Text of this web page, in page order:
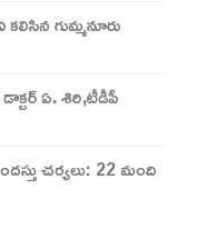
కలిసిన గుమ్మనూరు
డాక్టర్ ఏ. శిరి,టీడీపీ
చర్యలు: 22 మంది